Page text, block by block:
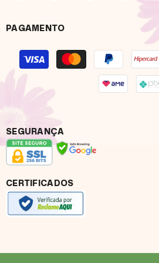
PAGAMENTO
pagamento
SEGURANÇA
CERTIFICADOS